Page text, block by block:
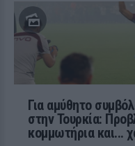
Για αμύθητο
στην Τουρκία:
κομμωτήρια και...